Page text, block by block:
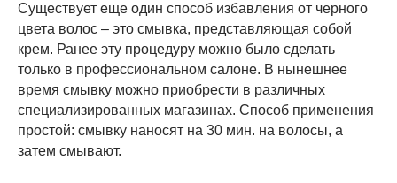
Существует еще один способ избавления от черного
цвета волос – это смывка, представляющая собой
крем. Ранее эту процедуру можно было сделать
только в профессиональном салоне. В нынешнее
время смывку можно приобрести в различных
специализированных магазинах. Способ применения
простой: смывку наносят на 30 мин. на волосы, а
затем смывают.